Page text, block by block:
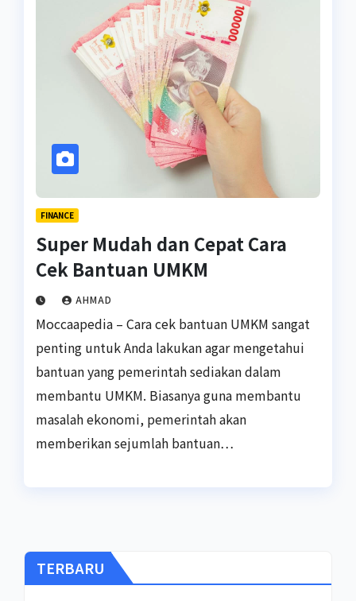
FINANCE
Super Mudah dan Cepat Cara
Cek Bantuan UMKM
AHMAD
Moccaapedia – Cara cek bantuan UMKM sangat
penting untuk Anda lakukan agar mengetahui
bantuan yang pemerintah sediakan dalam
membantu UMKM. Biasanya guna membantu
masalah ekonomi, pemerintah akan
memberikan sejumlah bantuan…
TERBARU